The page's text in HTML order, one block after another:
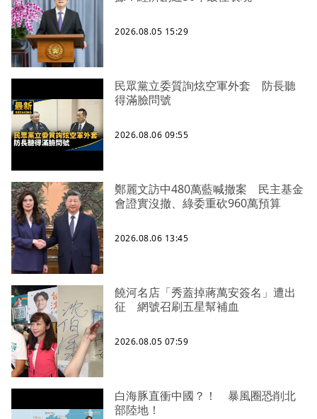
2026.08.05 15:29
民眾黨立委質詢炫空軍外套 防長聽
得滿臉問號
2026.08.06 09:55
鄭麗文訪中480萬藍喊撤案 民主基金
會證實沒撤、綠委重砍960萬預算
2026.08.06 13:45
饒河名店「秀蓋掉蔣萬安簽名」遭出
征 網號召刷五星幫補血
2026.08.05 07:59
白海豚直衝中國？！ 暴風圈恐削北
部陸地！